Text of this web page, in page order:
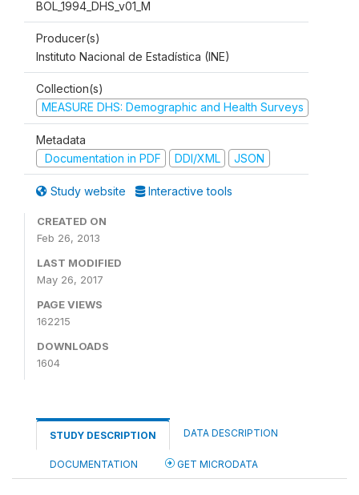
BOL_1994_DHS_v01_M
Producer(s)
Instituto Nacional de Estadística (INE)
Collection(s)
MEASURE DHS: Demographic and Health Surveys
Metadata
Documentation in PDF
DDI/XML JSON
Study website Interactive tools
CREATED ON
Feb 26, 2013
LAST MODIFIED
May 26, 2017
PAGE VIEWS
162215
DOWNLOADS
1604
STUDY DESCRIPTION DATA DESCRIPTION
DOCUMENTATION GET MICRODATA